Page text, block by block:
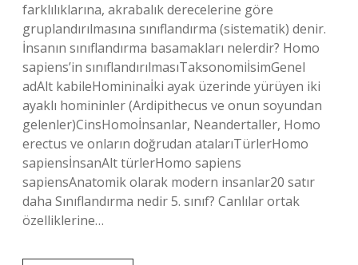
farklılıklarına, akrabalık derecelerine göre
gruplandırılmasına sınıflandırma (sistematik) denir.
İnsanın sınıflandırma basamakları nelerdir? Homo
sapiens’in sınıflandırılmasıTaksonomiİsimGenel
adAlt kabileHomininaİki ayak üzerinde yürüyen iki
ayaklı homininler (Ardipithecus ve onun soyundan
gelenler)CinsHomoİnsanlar, Neandertaller, Homo
erectus ve onların doğrudan atalarıTürlerHomo
sapiensİnsanAlt türlerHomo sapiens
sapiensAnatomik olarak modern insanlar20 satır
daha Sınıflandırma nedir 5. sınıf? Canlılar ortak
özelliklerine…